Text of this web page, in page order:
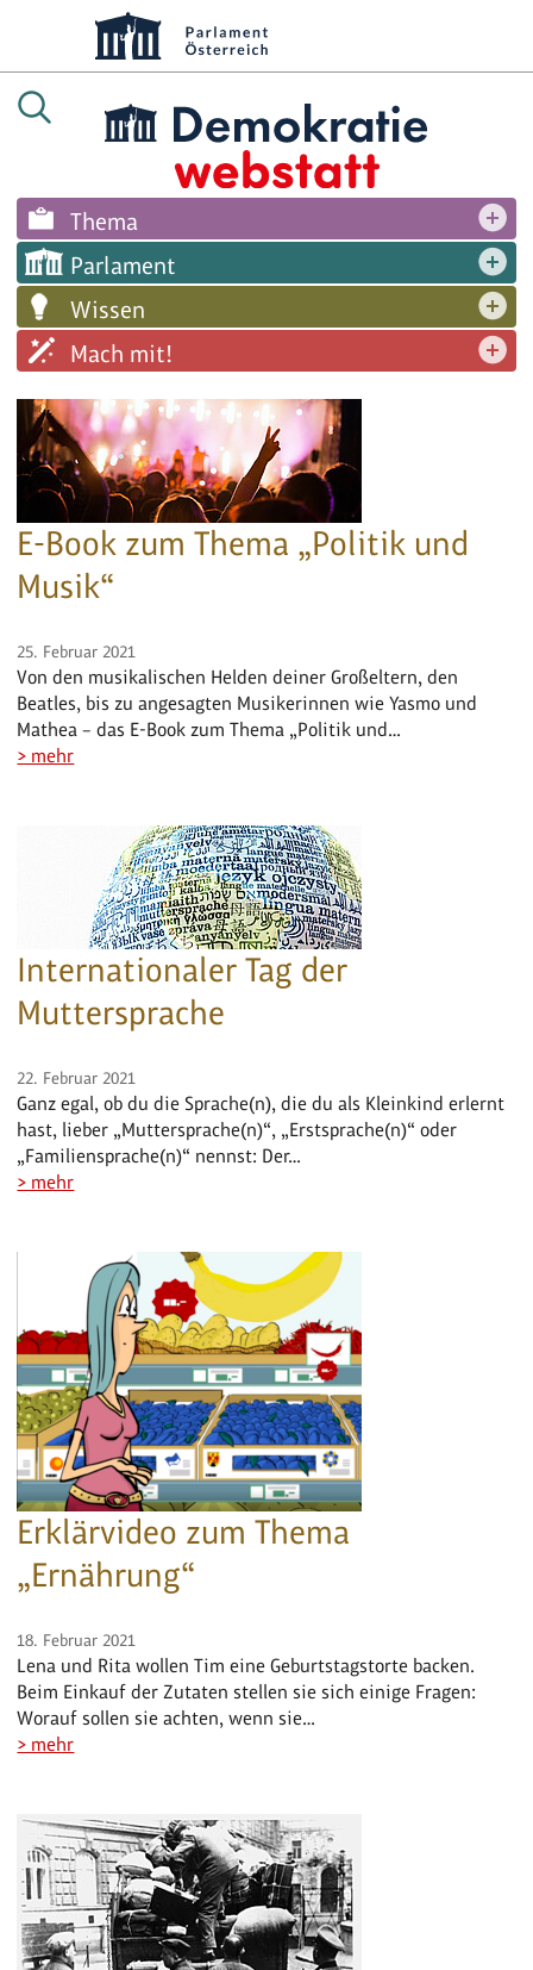
Thema
Parlament
Wissen
Mach mit!
E-Book zum Thema „Politik und
Musik“
25. Februar 2021
Von den musikalischen Helden deiner Großeltern, den
Beatles, bis zu angesagten Musikerinnen wie Yasmo und
Mathea – das E-Book zum Thema „Politik und…
> mehr
Internationaler Tag der
Muttersprache
22. Februar 2021
Ganz egal, ob du die Sprache(n), die du als Kleinkind erlernt
hast, lieber „Muttersprache(n)“, „Erstsprache(n)“ oder
„Familiensprache(n)“ nennst: Der…
> mehr
Erklärvideo zum Thema
„Ernährung“
18. Februar 2021
Lena und Rita wollen Tim eine Geburtstagstorte backen.
Beim Einkauf der Zutaten stellen sie sich einige Fragen:
Worauf sollen sie achten, wenn sie…
> mehr